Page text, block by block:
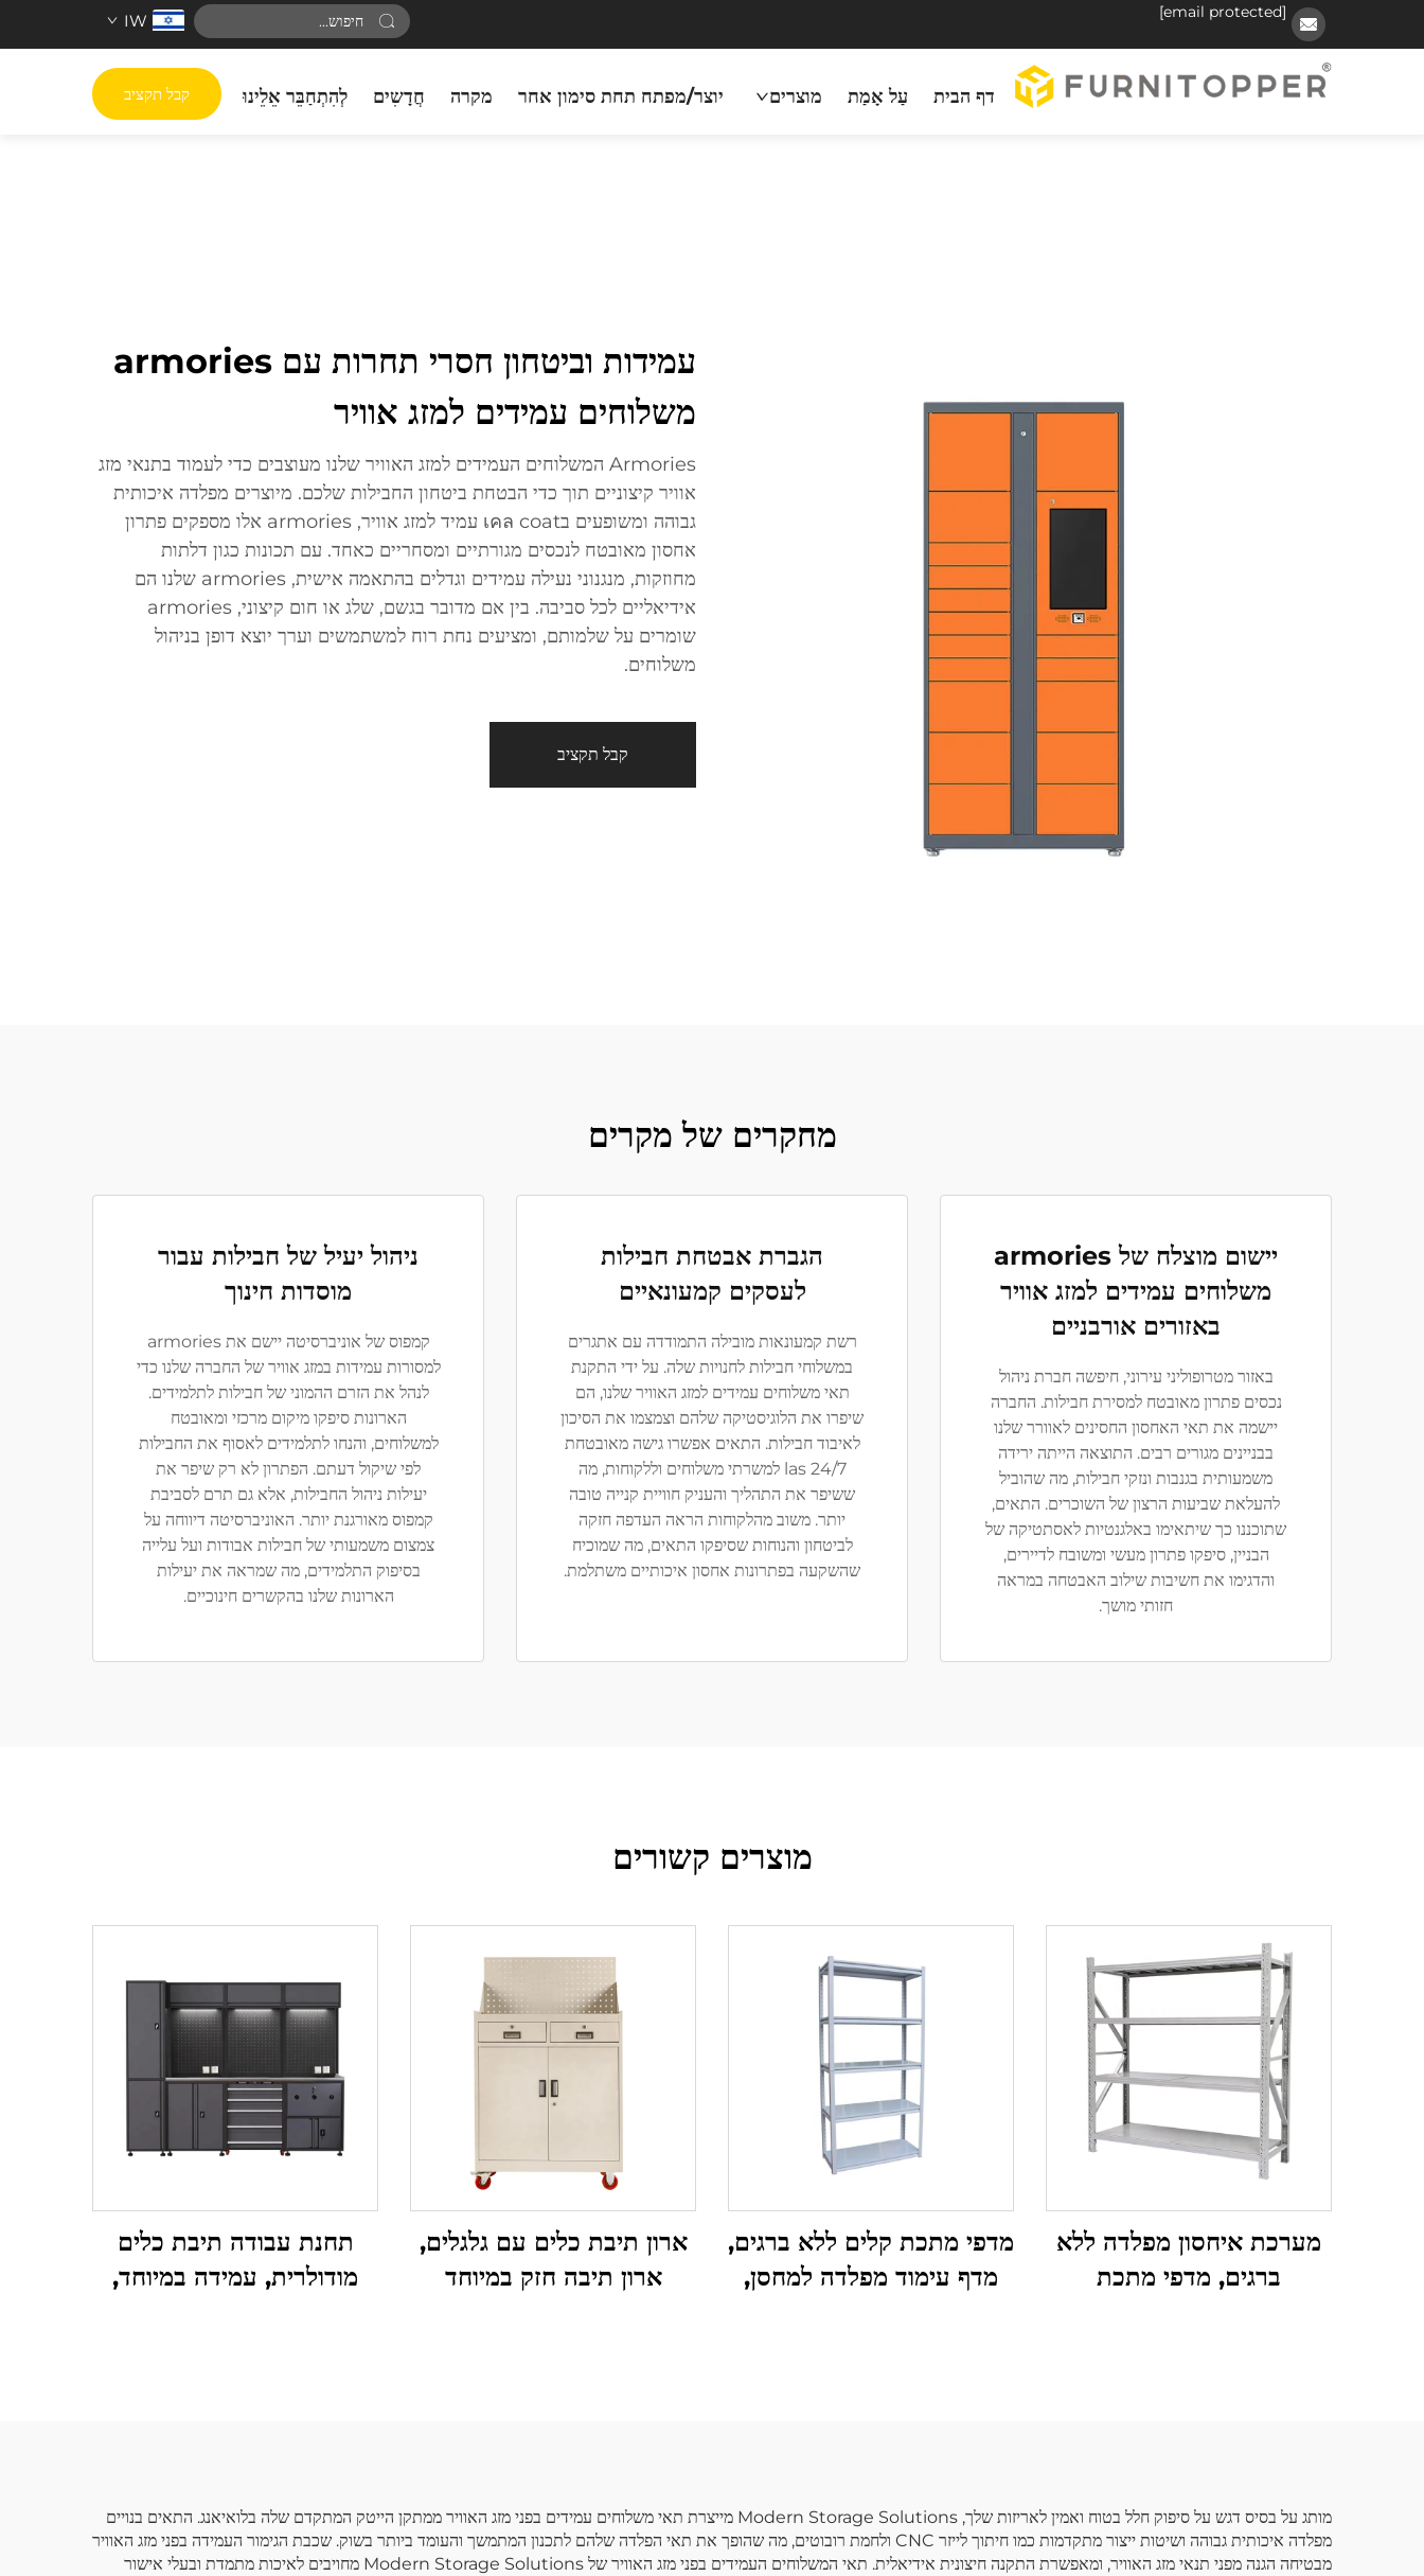
[email protected]
IW
דף הבית עַל אָמַת מוצרים יוצר/מפתח תחת סימון אחר מקרה חֲדָשִים לְהִתְחַבֵּר אֵלֵינוּ קבל תקציב
עמידות וביטחון חסרי תחרות עם armories
משלוחים עמידים למזג אוויר
Armories המשלוחים העמידים למזג האוויר שלנו מעוצבים כדי לעמוד בתנאי מזג
אוויר קיצוניים תוך כדי הבטחת ביטחון החבילות שלכם. מיוצרים מפלדה איכותית
גבוהה ומשופעים בเคล coat עמיד למזג אוויר, armories אלו מספקים פתרון
אחסון מאובטח לנכסים מגורתיים ומסחריים כאחד. עם תכונות כגון דלתות
מחוזקות, מנגנוני נעילה עמידים וגדלים בהתאמה אישית, armories שלנו הם
אידיאליים לכל סביבה. בין אם מדובר בגשם, שלג או חום קיצוני, armories
שומרים על שלמותם, ומציעים נחת רוח למשתמשים וערך יוצא דופן בניהול
משלוחים.
קבל תקציב
מחקרים של מקרים
יישום מוצלח של armories
משלוחים עמידים למזג אוויר
באזורים אורבניים
באזור מטרופוליני עירוני, חיפשה חברת ניהול
נכסים פתרון מאובטח למסירת חבילות. החברה
יישמה את תאי האחסון החסינים לאוורר שלנו
בבניינים מגורים רבים. התוצאה הייתה ירידה
משמעותית בגנבות ונזקי חבילות, מה שהוביל
להעלאת שביעות הרצון של השוכרים. התאים,
שתוכננו כך שיתאימו באלגנטיות לאסתטיקה של
הבניין, סיפקו פתרון מעשי ומשובח לדיירים,
והדגימו את חשיבות שילוב האבטחה במראה
חזותי מושך.
הגברת אבטחת חבילות
לעסקים קמעונאיים
רשת קמעונאות מובילה התמודדה עם אתגרים
במשלוחי חבילות לחנויות שלה. על ידי התקנת
תאי משלוחים עמידים למזג האוויר שלנו, הם
שיפרו את הלוגיסטיקה שלהם וצמצמו את הסיכון
לאיבוד חבילות. התאים אפשרו גישה מאובטחת
las 24/7 למשרתי משלוחים וללקוחות, מה
ששיפר את התהליך והעניק חוויית קנייה טובה
יותר. משוב מהלקוחות הראה העדפה חזקה
לביטחון והנוחות שסיפקו התאים, מה שמוכיח
שהשקעה בפתרונות אחסון איכותיים משתלמת.
ניהול יעיל של חבילות עבור
מוסדות חינוך
קמפוס של אוניברסיטה יישם את armories
למסורות עמידות במזג אוויר של החברה שלנו כדי
לנהל את הזרם ההמוני של חבילות לתלמידים.
הארונות סיפקו מיקום מרכזי ומאובטח
למשלוחים, והנחו לתלמידים לאסוף את החבילות
לפי שיקול דעתם. הפתרון לא רק שיפר את
יעילות ניהול החבילות, אלא גם תרם לסביבת
קמפוס מאורגנת יותר. האוניברסיטה דיווחה על
צמצום משמעותי של חבילות אבודות ועל עלייה
בסיפוק התלמידים, מה שמראה את יעילות
הארונות שלנו בהקשרים חינוכיים.
מוצרים קשורים
מערכת איחסון מפלדה ללא
ברגים, מדפי מתכת
מדפי מתכת קלים ללא ברגים,
מדף עימוד מפלדה למחסן,
ארון תיבת כלים עם גלגלים,
ארון תיבה חזק במיוחד
תחנת עבודה תיבת כלים
מודולרית, עמידה במיוחד,
מותג על בסיס דגש על סיפוק חלל בטוח ואמין לאריזות שלך, Modern Storage Solutions מייצרת תאי משלוחים עמידים בפני מזג האוויר ממתקן הייטק המתקדם שלה בלואיאנג. התאים בנויים
מפלדה איכותית גבוהה ושיטות ייצור מתקדמות כמו חיתוך לייזר CNC ולחמת רובוטים, מה שהופך את תאי הפלדה שלהם לתכנון המתמשך והעומד ביותר בשוק. שכבת הגימור העמידה בפני מזג האוויר
מבטיחה הגנה מפני תנאי מזג האוויר, ומאפשרת התקנה חיצונית אידיאלית. תאי המשלוחים העמידים בפני מזג האוויר של Modern Storage Solutions מחויבים לאיכות מתמדת ובעלי אישור